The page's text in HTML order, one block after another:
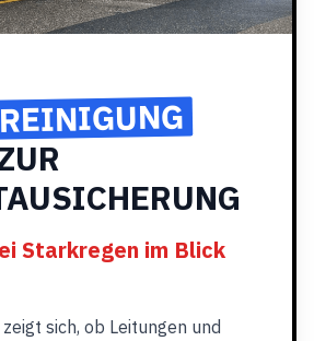
Starkregen im Blick
sich, ob Leitungen und